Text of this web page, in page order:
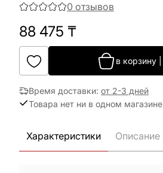
0 отзывов
88 475 ₸
в корзину
Время доставки: от 2-3 дней
Товара нет ни в одном магазине
Характеристики Описание